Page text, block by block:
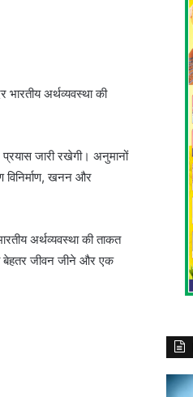
भारतीय अर्थव्यवस्था की
जारी रखेगी। अनुमानों
विनिर्माण, खनन और
अर्थव्यवस्था की ताकत
बेहतर जीवन जीने और एक